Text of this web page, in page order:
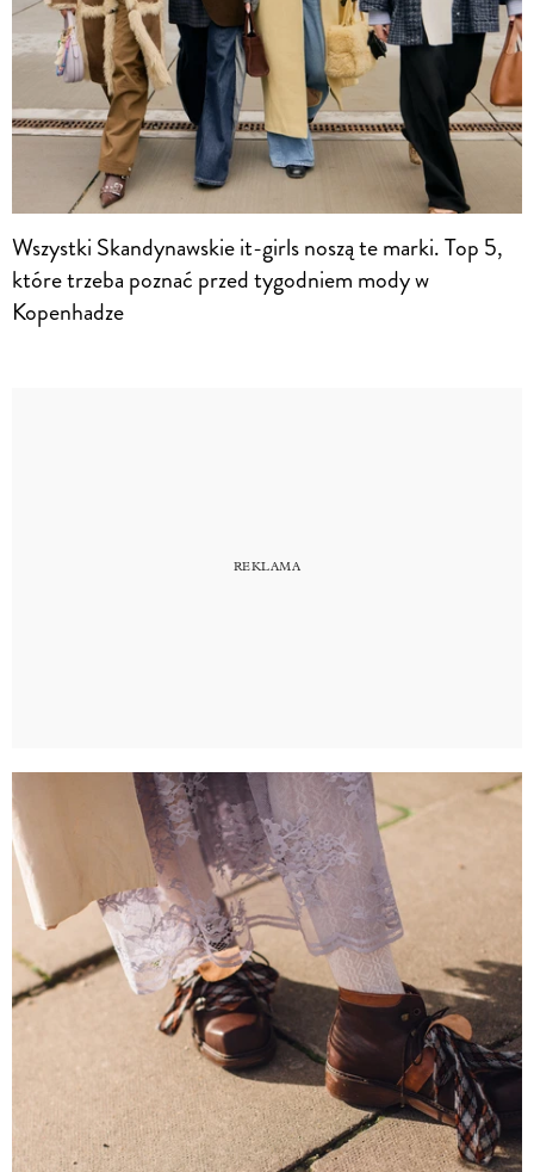
Wszystki Skandynawskie it-girls noszą te marki. Top 5,
które trzeba poznać przed tygodniem mody w
Kopenhadze